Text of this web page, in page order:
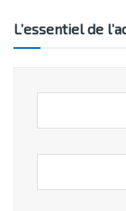
L’essentiel de